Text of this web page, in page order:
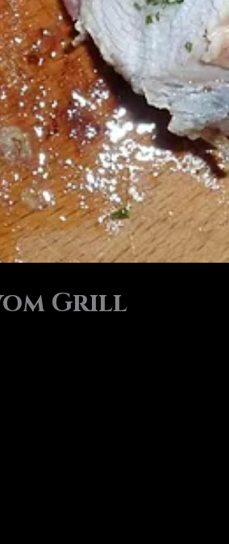
Grill